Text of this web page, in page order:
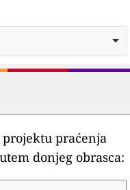
praćenja
donjeg obrasca: